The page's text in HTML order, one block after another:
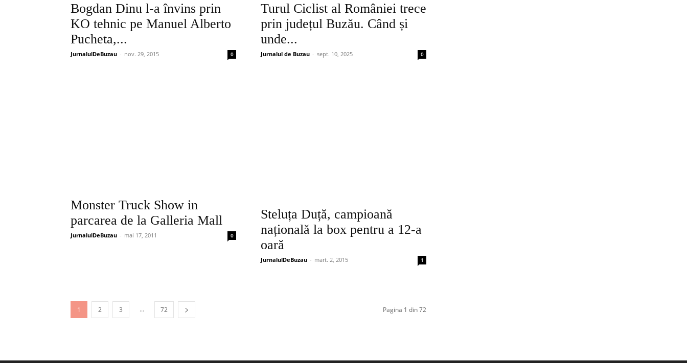
Bogdan Dinu l-a învins prin
KO tehnic pe Manuel Alberto
Pucheta,...
JurnalulDeBuzau - nov. 29, 2015 0
Turul Ciclist al României trece
prin județul Buzău. Când și
unde...
Jurnalul de Buzau - sept. 10, 2025 0
Monster Truck Show in
parcarea de la Galleria Mall
JurnalulDeBuzau - mai 17, 2011 0
Steluța Duță, campioană
națională la box pentru a 12-a
oară
JurnalulDeBuzau - mart. 2, 2015 1
1 2 3 ... 72 Pagina 1 din 72